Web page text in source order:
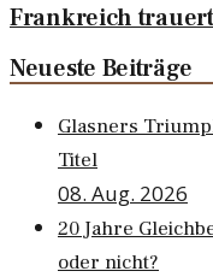
Frankreich
Neueste Beiträge
Glasners
Titel
08. Aug. 2026
20 Jahre
oder nicht?